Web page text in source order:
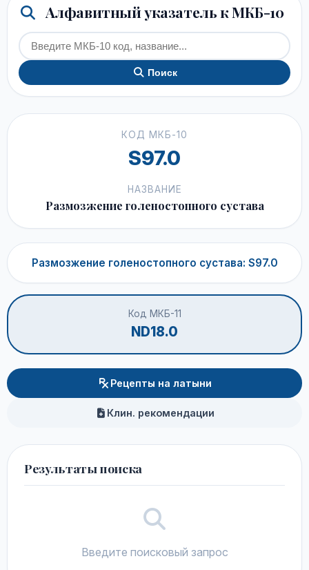
Алфавитный указатель к МКБ-10
Поиск
КОД МКБ-10
S97.0
НАЗВАНИЕ
Размозжение голеностопного сустава
Размозжение голеностопного сустава: S97.0
Код МКБ-11
ND18.0
Рецепты на латыни
Клин. рекомендации
Результаты поиска
Введите поисковый запрос